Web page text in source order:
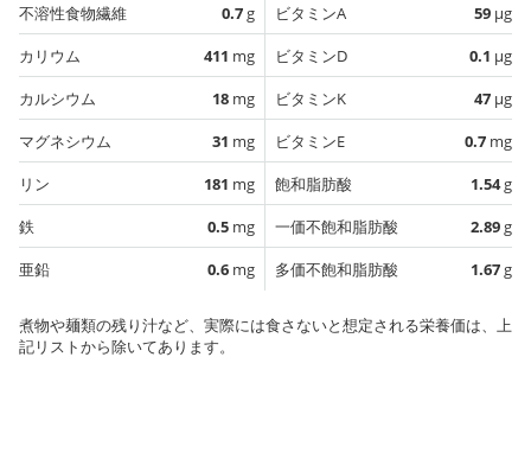
不溶性食物繊維
0.7g
カリウム
411 mg
カルシウム
18 mg
マグネシウム
31 mg
リン
181 mg
鉄
0.5 mg
亜鉛
0.6 mg
ビタミンA
59 µg
ビタミンD
0.1 µg
ビタミンK
47 µg
ビタミンE
0.7 mg
飽和脂肪酸
1.54g
一価不飽和脂肪酸
2.89g
多価不飽和脂肪酸
1.67g
煮物や麺類の残り汁など、実際には食さないと想定される栄養価は、上
記リストから除いてあります。